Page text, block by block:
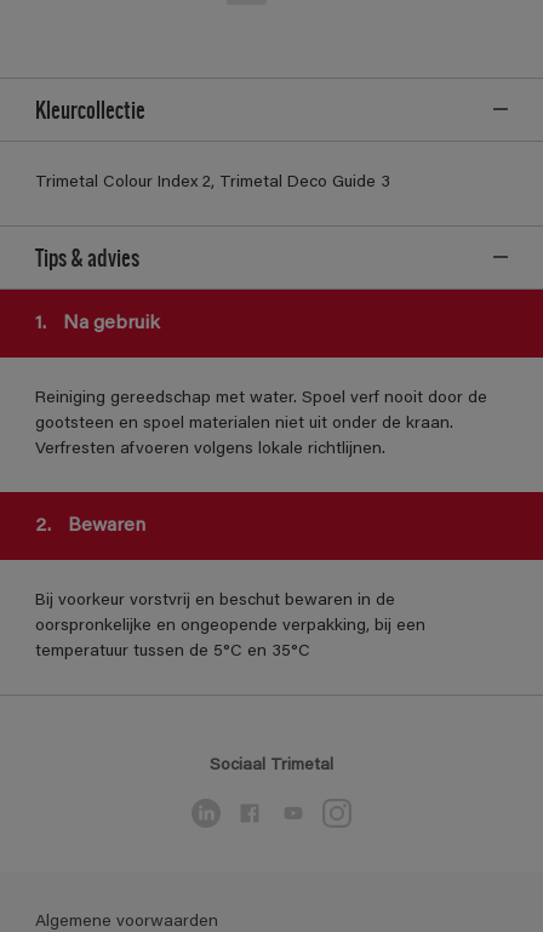
Kleurcollectie
Trimetal Colour Index 2, Trimetal Deco Guide 3
Tips & advies
1. Na gebruik
Reiniging gereedschap met water. Spoel verf nooit door de
gootsteen en spoel materialen niet uit onder de kraan.
Verfresten afvoeren volgens lokale richtlijnen.
2. Bewaren
Bij voorkeur vorstvrij en beschut bewaren in de
oorspronkelijke en ongeopende verpakking, bij een
temperatuur tussen de 5°C en 35°C
Sociaal Trimetal
Algemene voorwaarden